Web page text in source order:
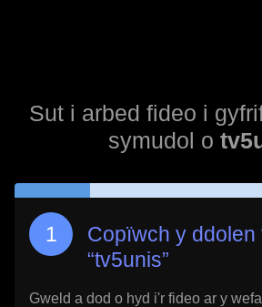
Sut i arbed fideo i
symudol o
Copïwch y ddolen
“tv5unis”
Gweld a dod o hyd i'r fideo ar y